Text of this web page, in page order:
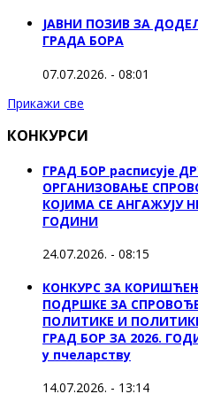
ЈАВНИ ПОЗИВ ЗА
ГРАДА БОРА
07.07.2026. - 08:01
Прикажи све
КОНКУРСИ
ГРАД БОР расписује
ОРГАНИЗОВАЊЕ
КОЈИМА СЕ АНГАЖУЈУ
ГОДИНИ
24.07.2026. - 08:15
КОНКУРС ЗА
ПОДРШКЕ ЗА
ПОЛИТИКЕ И
ГРАД БОР ЗА 2026.
у пчеларству
14.07.2026. - 13:14